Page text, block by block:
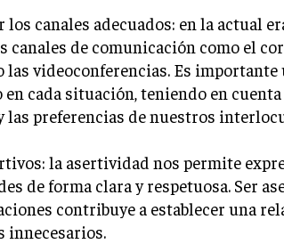
los canales adecuados: en la actual
canales de comunicación como el
las videoconferencias. Es
en cada situación, teniendo en
las preferencias de nuestros
la asertividad nos permite
de forma clara y respetuosa. Ser
contribuye a establecer una
innecesarios.